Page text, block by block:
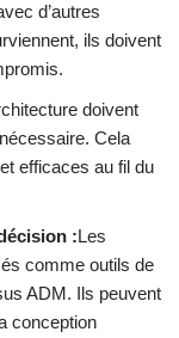
d’autres
ils doivent
doivent
Cela
efficaces au fil du
:Les
comme outils de
ADM. Ils peuvent
conception